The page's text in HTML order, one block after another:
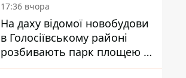
17:36 вчора
На даху відомої новобудови
в Голосіївському районі
розбивають парк площею в
гектар